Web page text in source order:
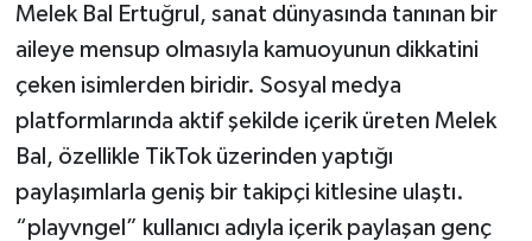
Melek Bal Ertuğrul, sanat dünyasında tanınan bir
aileye mensup olmasıyla kamuoyunun dikkatini
çeken isimlerden biridir. Sosyal medya
platformlarında aktif şekilde içerik üreten Melek
Bal, özellikle TikTok üzerinden yaptığı
paylaşımlarla geniş bir takipçi kitlesine ulaştı.
“playvngel” kullanıcı adıyla içerik paylaşan genç